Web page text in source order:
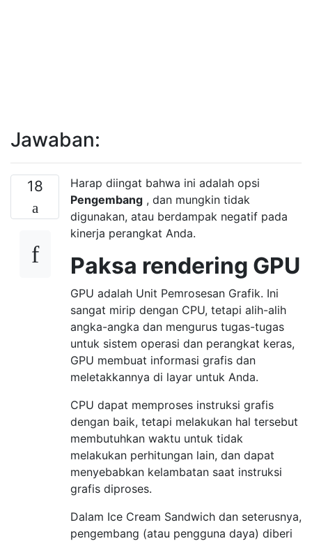
Jawaban:
18
Harap diingat bahwa ini adalah opsi
Pengembang , dan mungkin tidak
digunakan, atau berdampak negatif pada
kinerja perangkat Anda.
Paksa rendering GPU
GPU adalah Unit Pemrosesan Grafik. Ini
sangat mirip dengan CPU, tetapi alih-alih
angka-angka dan mengurus tugas-tugas
untuk sistem operasi dan perangkat keras,
GPU membuat informasi grafis dan
meletakkannya di layar untuk Anda.
CPU dapat memproses instruksi grafis
dengan baik, tetapi melakukan hal tersebut
membutuhkan waktu untuk tidak
melakukan perhitungan lain, dan dapat
menyebabkan kelambatan saat instruksi
grafis diproses.
Dalam Ice Cream Sandwich dan seterusnya,
pengembang (atau pengguna daya) diberi